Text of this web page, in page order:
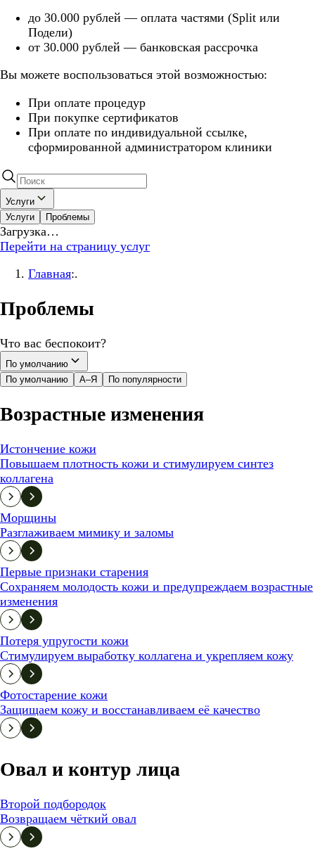
до 30.000 рублей — оплата частями (Split или
Подели)
от 30.000 рублей — банковская рассрочка
Вы можете воспользоваться этой возможностью:
При оплате процедур
При покупке сертификатов
При оплате по индивидуальной ссылке,
сформированной администратором клиники
Услуги
Услуги
Проблемы
Загрузка…
Перейти на страницу услуг
Главная:.
Проблемы
Что вас беспокоит?
По умолчанию
По умолчанию
А–Я По популярности
Возрастные изменения
Истончение кожи
Повышаем плотность кожи и стимулируем синтез
коллагена
Морщины
Разглаживаем мимику и заломы
Первые признаки старения
Сохраняем молодость кожи и предупреждаем возрастные
изменения
Потеря упругости кожи
Стимулируем выработку коллагена и укрепляем кожу
Фотостарение кожи
Защищаем кожу и восстанавливаем её качество
Овал и контур лица
Второй подбородок
Возвращаем чёткий овал